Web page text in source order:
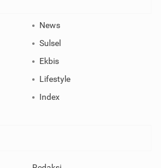
News
Sulsel
Ekbis
Lifestyle
Index